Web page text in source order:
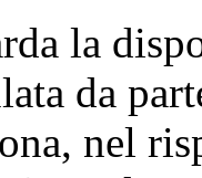
la
da
nel